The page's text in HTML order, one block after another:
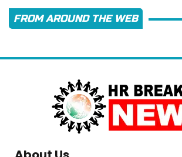
FROM AROUND THE WEB